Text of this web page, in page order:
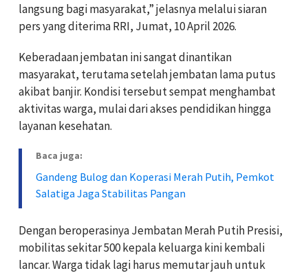
langsung bagi masyarakat,” jelasnya melalui siaran
pers yang diterima RRI, Jumat, 10 April 2026.
Keberadaan jembatan ini sangat dinantikan
masyarakat, terutama setelah jembatan lama putus
akibat banjir. Kondisi tersebut sempat menghambat
aktivitas warga, mulai dari akses pendidikan hingga
layanan kesehatan.
Baca juga:
Gandeng Bulog dan Koperasi Merah Putih, Pemkot
Salatiga Jaga Stabilitas Pangan
Dengan beroperasinya Jembatan Merah Putih Presisi,
mobilitas sekitar 500 kepala keluarga kini kembali
lancar. Warga tidak lagi harus memutar jauh untuk